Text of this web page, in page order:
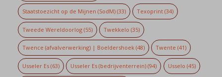
Staatstoezicht op de Mijnen (SodM)(33) Texoprint (34)
Tweede Wereldoorlog(55) Twekkelo (35)
Twence (afvalverwerking) | Boeldershoek(48) Twente (41)
Usseler Es(63) Usseler Es (bedrijventerrein) (94) Usselo (45)